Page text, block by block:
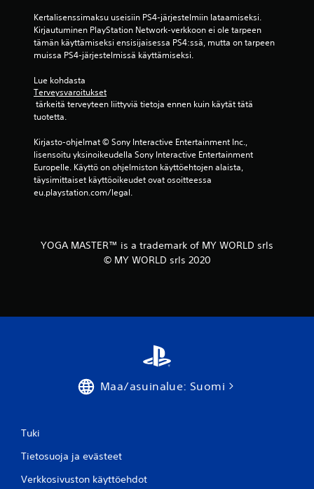
Kertalisenssimaksu useisiin PS4-järjestelmiin lataamiseksi.
Kirjautuminen PlayStation Network-verkkoon ei ole tarpeen
tämän käyttämiseksi ensisijaisessa PS4:ssä, mutta on tarpeen
muissa PS4-järjestelmissä käyttämiseksi.
Lue kohdasta
Terveysvaroitukset
tuotetta.
Kirjasto-ohjelmat © Sony Interactive Entertainment Inc.,
lisensoitu yksinoikeudella Sony Interactive Entertainment
Europelle. Käyttö on ohjelmiston käyttöehtojen alaista,
täysimittaiset käyttöoikeudet ovat osoitteessa
eu.playstation.com/legal.
YOGA MASTER™ is a trademark of MY WORLD srls
© MY WORLD srls 2020
Maa/asuinalue: Suomi
Tuki
Tietosuoja ja evästeet
Verkkosivuston käyttöehdot